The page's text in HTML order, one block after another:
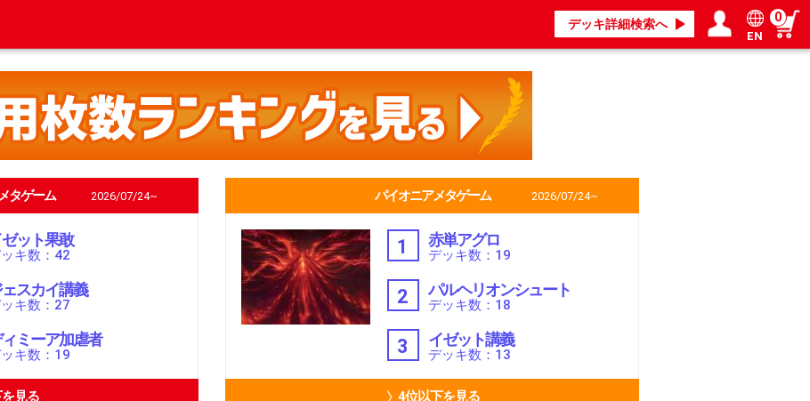
デッキ詳細検索へ
EN
0
タゲーム 2026/07/24~
ット果敢
キ数：42
ェスカイ講義
キ数：27
ミーア加虐者
キ数：19
見る
パイオニアメタゲーム 2026/07/24~
1 赤単アグロ
デッキ数：19
2 パルヘリオンシュート
デッキ数：18
3 イゼット講義
デッキ数：13
4位以下を見る